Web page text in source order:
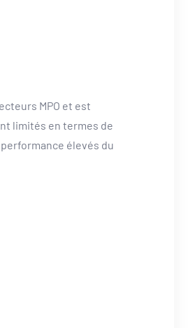
MPO et est
limités en termes de
élevés du